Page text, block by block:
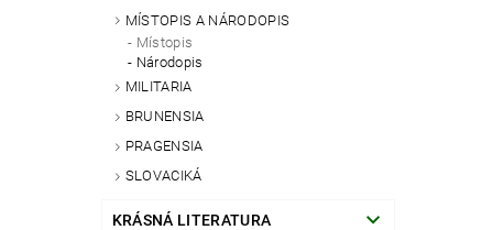
MÍSTOPIS A NÁRODOPIS
Místopis
Národopis
MILITARIA
BRUNENSIA
PRAGENSIA
SLOVACIKÁ
KRÁSNÁ LITERATURA